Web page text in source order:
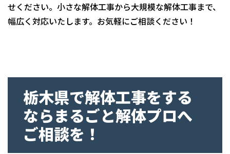
せください。小さな解体工事から大規模な解体工事まで、
幅広く対応いたします。お気軽にご相談ください！
栃木県で解体工事をする
ならまるごと解体プロへ
ご相談を！